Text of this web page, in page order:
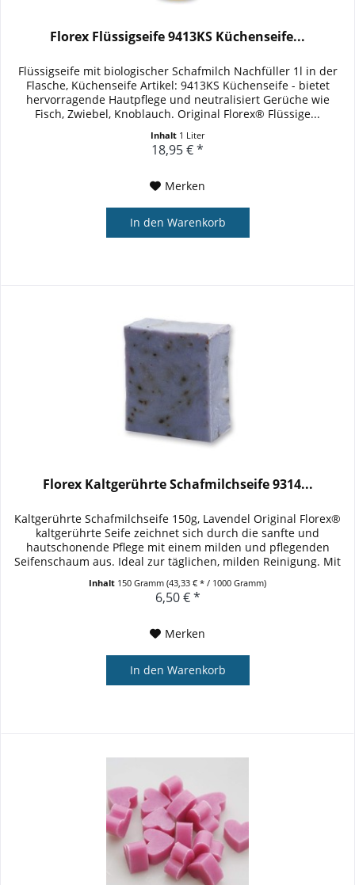
Florex Flüssigseife 9413KS Küchenseife...
Flüssigseife mit biologischer Schafmilch Nachfüller 1l in der
Flasche, Küchenseife Artikel: 9413KS Küchenseife - bietet
hervorragende Hautpflege und neutralisiert Gerüche wie
Fisch, Zwiebel, Knoblauch. Original Florex® Flüssige...
Inhalt 1 Liter
18,95 € *
Merken
In den Warenkorb
Florex Kaltgerührte Schafmilchseife 9314...
Kaltgerührte Schafmilchseife 150g, Lavendel Original Florex®
kaltgerührte Seife zeichnet sich durch die sanfte und
hautschonende Pflege mit einem milden und pflegenden
Seifenschaum aus. Ideal zur täglichen, milden Reinigung. Mit
Inhalt 150 Gramm(43,33 € * / 1000 Gramm)
6,50 € *
Merken
In den Warenkorb